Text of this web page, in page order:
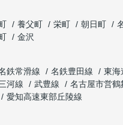
養父町 栄町 朝日町
金沢
鉄常滑線 名鉄豊田線
東海
河線 武豊線
名古屋市営鶴
愛知高速東部丘陵線